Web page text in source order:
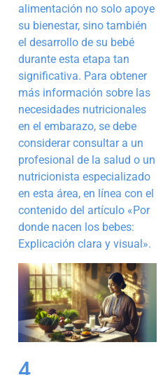
alimentación no solo apoye
su bienestar, sino también
el desarrollo de su bebé
durante esta etapa tan
significativa. Para obtener
más información sobre las
necesidades nutricionales
en el embarazo, se debe
considerar consultar a un
profesional de la salud o un
nutricionista especializado
en esta área, en línea con el
contenido del artículo «Por
donde nacen los bebes:
Explicación clara y visual».